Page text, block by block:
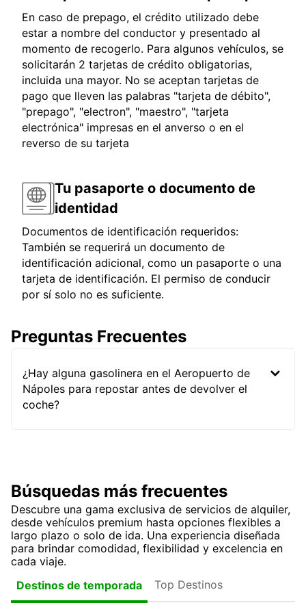
En caso de prepago, el crédito utilizado debe
estar a nombre del conductor y presentado al
momento de recogerlo. Para algunos vehículos, se
solicitarán 2 tarjetas de crédito obligatorias,
incluida una mayor. No se aceptan tarjetas de
pago que lleven las palabras "tarjeta de débito",
"prepago", "electron", "maestro", "tarjeta
electrónica" impresas en el anverso o en el
reverso de su tarjeta
Tu pasaporte o documento de
identidad
Documentos de identificación requeridos:
También se requerirá un documento de
identificación adicional, como un pasaporte o una
tarjeta de identificación. El permiso de conducir
por sí solo no es suficiente.
Preguntas Frecuentes
¿Hay alguna gasolinera en el Aeropuerto de
Nápoles para repostar antes de devolver el
coche?
Búsquedas más frecuentes
Descubre una gama exclusiva de servicios de alquiler,
desde vehículos premium hasta opciones flexibles a
largo plazo o solo de ida. Una experiencia diseñada
para brindar comodidad, flexibilidad y excelencia en
cada viaje.
Destinos de temporada
Top Destinos